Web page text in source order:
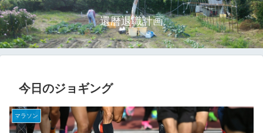
還暦退職計画
今日のジョギング
マラソン